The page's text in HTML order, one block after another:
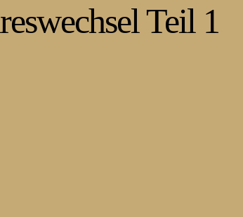
Teil 1